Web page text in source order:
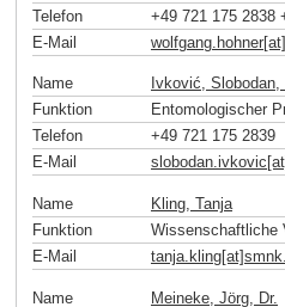
Telefon
+49 721 175 2838
E-Mail
Name
Ivković, Slobodan,
Funktion
Entomologischer
Telefon
+49 721 175 2839
E-Mail
Name
Kling, Tanja
Funktion
Wissenschaftliche
E-Mail
tanja.kling[at]smnk.
Name
Meineke, Jörg, Dr.